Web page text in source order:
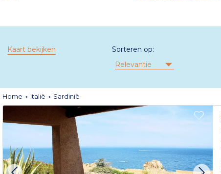
Kaart bekijken
Sorteren op:
Relevantie
Home Italië Sardinië